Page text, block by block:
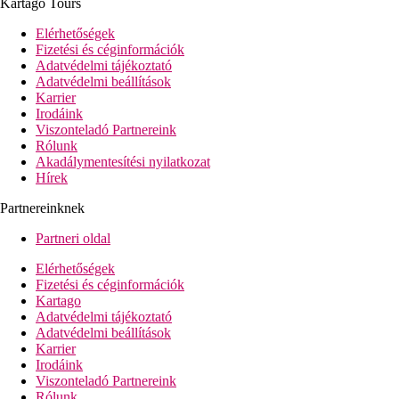
kilátással
tengerre néző kilátás.
Családi szoba, B típusú,
Tengerre néző:tengerre
Kétágyas szoba, B típus
csak 1 szoba, hálószoba
STAR PRESTIGE
nappali nélkül. Késői
Tetőterasz 3 jakuzzival,
Bali-ágyakkal és bárral,
kizárólag a STAR
PRESTIGE szobák
vendégei számára.
STAR PRESTIGE
Kétágyas szoba, B típus,
csak 1 szoba, hálószoba
nappali nélkül. Késői
Kartago Tours
Elérhetőségek
Fizetési és céginformációk
Adatvédelmi tájékoztató
Adatvédelmi beállítások
Karrier
Irodáink
Viszonteladó Partnereink
Rólunk
Akadálymentesítési nyilatkozat
Hírek
Partnereinknek
Partneri oldal
Elérhetőségek
Fizetési és céginformációk
Kartago
Adatvédelmi tájékoztató
Adatvédelmi beállítások
Karrier
Irodáink
Viszonteladó Partnereink